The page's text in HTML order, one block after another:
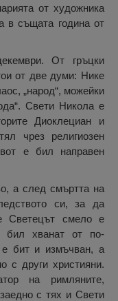
от художника
в същата година от
От гръцки
от две думи: Нике
„народ“, можейки
Свети Никола е
Диоклециан и
чрез религиозен
е бил направен
а след смъртта на
си, за да
Светецът смело е
бил хванат от по-
е бит и измъчван, а
с други християни.
на римляните,
с тях и Свети